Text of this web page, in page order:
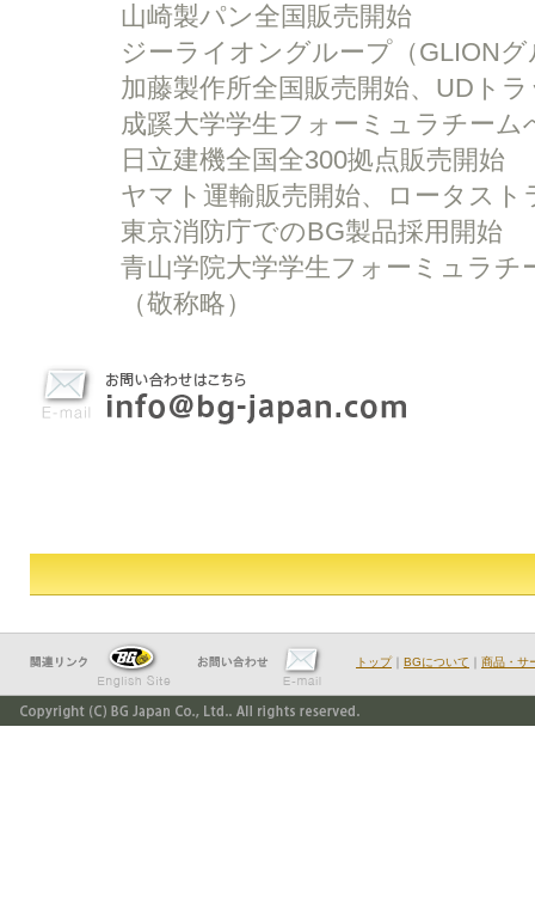
山崎製パン全国販売開始
ジーライオングループ（GLION
加藤製作所全国販売開始、UDト
成蹊大学学生フォーミュラチー
日立建機全国全300拠点販売開始
ヤマト運輸販売開始、ロータス
東京消防庁でのBG製品採用開始
青山学院大学学生フォーミュラチ
（敬称略）
トップ｜ BGについて 商品・サ